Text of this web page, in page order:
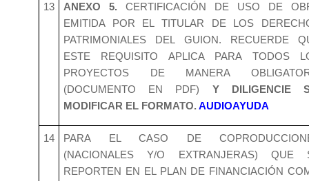
13 ANEXO 5. CERTIFICACIÓN DE USO DE
EMITIDA POR EL TITULAR DE LOS
PATRIMONIALES DEL GUION. RECUERDE
ESTE REQUISITO APLICA PARA TODOS
PROYECTOS DE MANERA
(DOCUMENTO EN PDF) Y DILIGENCIE
MODIFICAR EL FORMATO. AUDIOAYUDA
14
PARA EL CASO DE
(NACIONALES Y/O EXTRANJERAS) QUE
REPORTEN EN EL PLAN DE FINANCIACIÓN